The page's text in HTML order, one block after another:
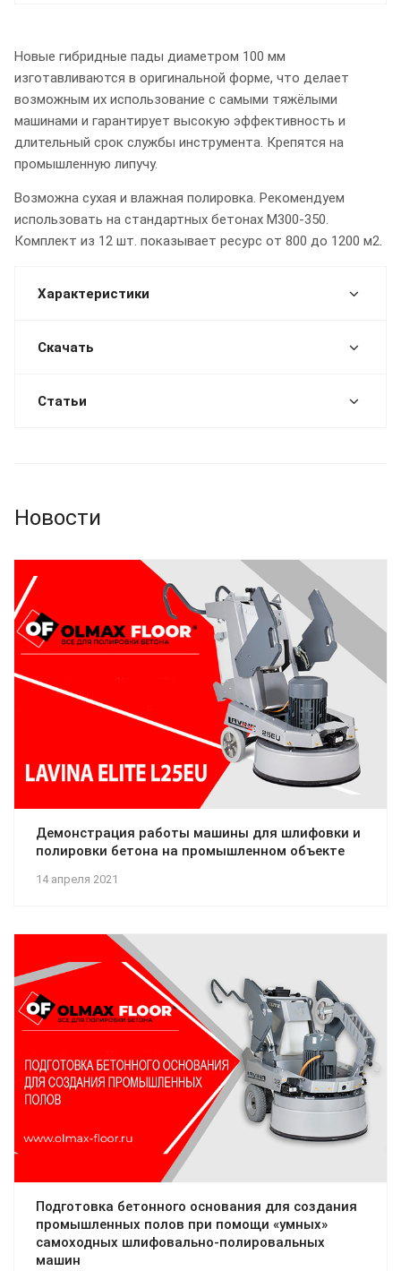
Новые гибридные пады диаметром 100 мм
изготавливаются в оригинальной форме, что делает
возможным их использование с самыми тяжёлыми
машинами и гарантирует высокую эффективность и
длительный срок службы инструмента. Крепятся на
промышленную липучу.
Возможна сухая и влажная полировка. Рекомендуем
использовать на стандартных бетонах М300-350.
Комплект из 12 шт. показывает ресурс от 800 до 1200 м2.
Характеристики
Скачать
Статьи
Новости
14 апреля 2021
Демонстрация работы машины для шлифовки и
полировки бетона на промышленном объекте
Подготовка бетонного основания для создания
промышленных полов при помощи «умных»
самоходных шлифовально-полировальных
машин